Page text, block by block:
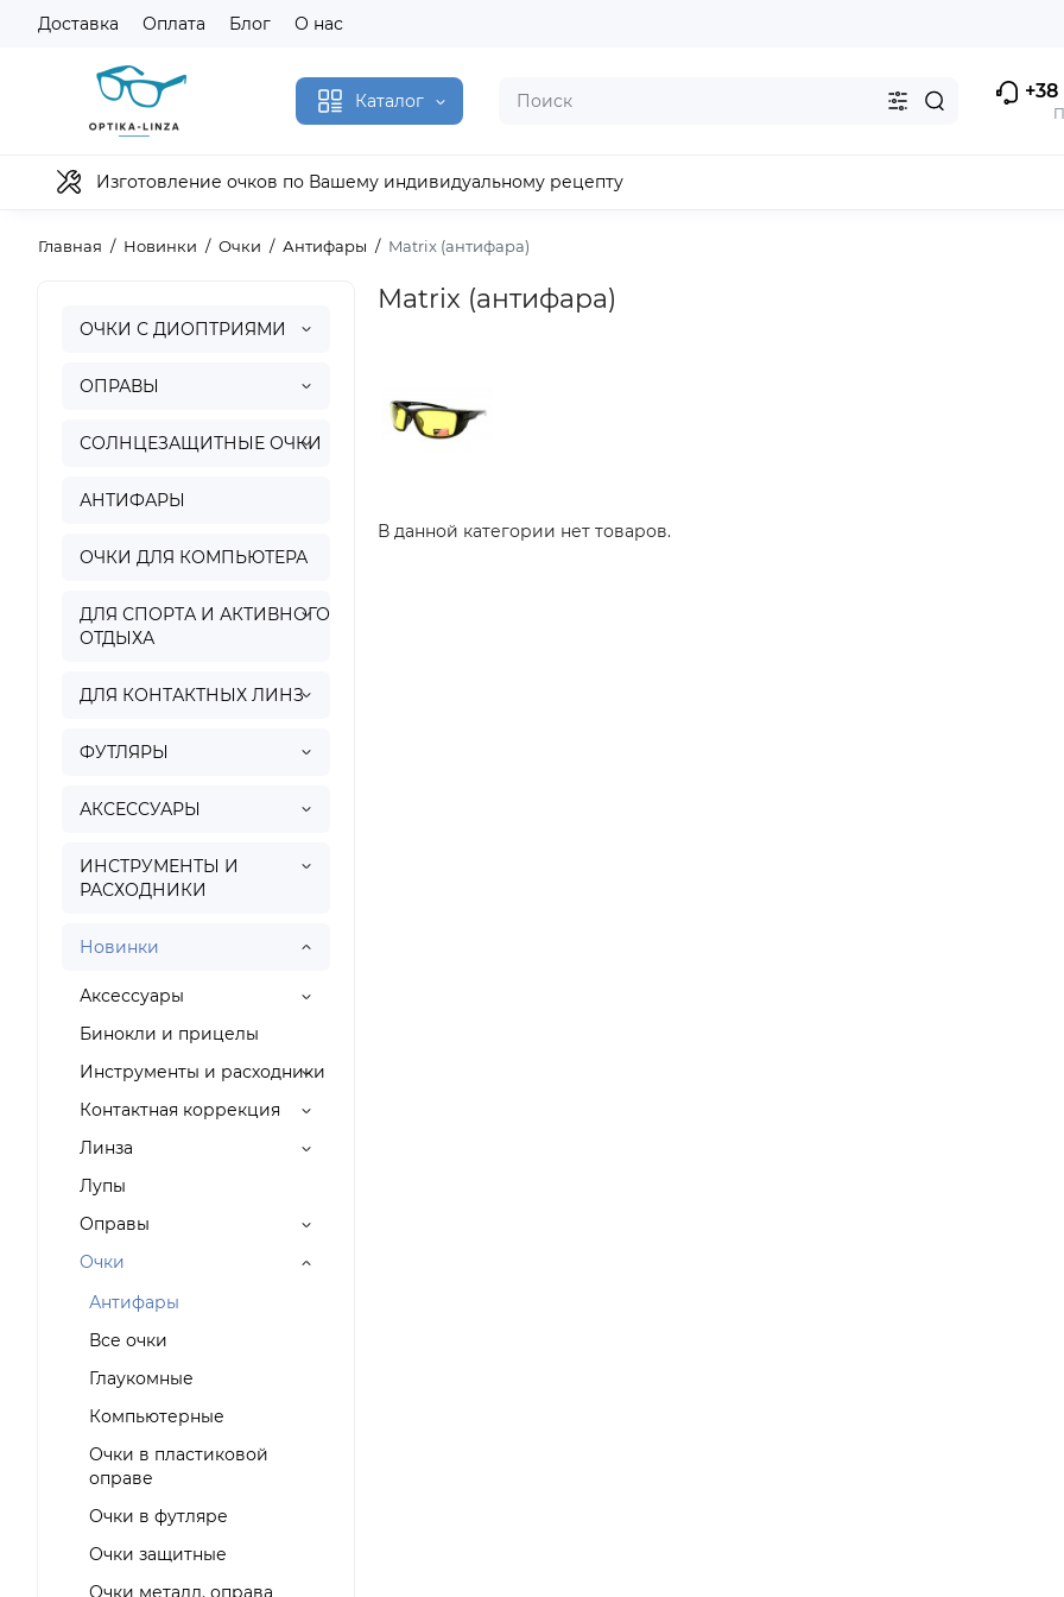
Доставка Оплата Блог О нас
Каталог
Изготовление очков по Вашему индивидуальному рецепту
Главная Новинки Очки Антифары Matrix (антифара)
ОЧКИ С ДИОПТРИЯМИ
ОПРАВЫ
СОЛНЦЕЗАЩИТНЫЕ ОЧКИ
АНТИФАРЫ
ОЧКИ ДЛЯ КОМПЬЮТЕРА
ДЛЯ СПОРТА И АКТИВНОГО
ОТДЫХА
ДЛЯ КОНТАКТНЫХ ЛИНЗ
ФУТЛЯРЫ
АКСЕССУАРЫ
ИНСТРУМЕНТЫ И
РАСХОДНИКИ
Новинки
Аксессуары
Бинокли и прицелы
Инструменты и расходники
Контактная коррекция
Линза
Лупы
Оправы
Очки
Антифары
Все очки
Глаукомные
Компьютерные
Очки в пластиковой
оправе
Очки в футляре
Очки защитные
Очки металл. оправа
Matrix (антифара)
В данной категории нет товаров.